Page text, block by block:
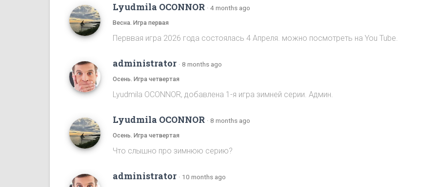
Lyudmila OCONNOR · 4 months ago
Весна. Игра первая
Перввая игра 2026 года состоялась 4 Апреля. можно посмотреть на You Tube.
administrator · 8 months ago
Осень. Игра четвертая
Lyudmila OCONNOR, добавлена 1-я игра зимней серии. Админ.
Lyudmila OCONNOR · 8 months ago
Осень. Игра четвертая
Что слышно про зимнюю серию?
administrator · 10 months ago